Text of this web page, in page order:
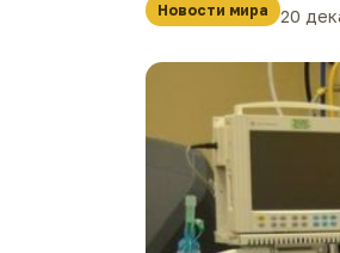
Новости мира 20